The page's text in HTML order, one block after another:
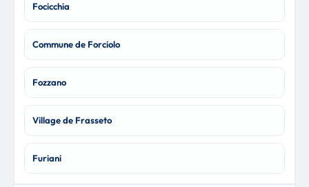
Focicchia
Commune de Forciolo
Fozzano
Village de Frasseto
Furiani